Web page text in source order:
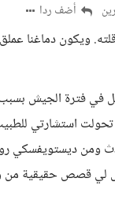
أضف ردا
ويكون دماغنا
في فترة الجيش
تحولت استشارتي
ومن
قصص حقيقية من